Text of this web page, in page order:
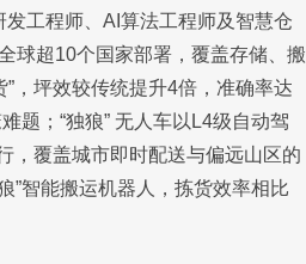
发工程师、AI算法工程师及智慧仓
球超10个国家部署，覆盖存储、搬
，坪效较传统提升4倍，准确率达
题；“独狼” 无人车以L4级自动驾
，覆盖城市即时配送与偏远山区的
”智能搬运机器人，拣货效率相比